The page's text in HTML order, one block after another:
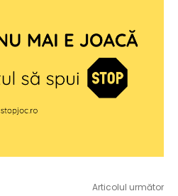
Articolul următor